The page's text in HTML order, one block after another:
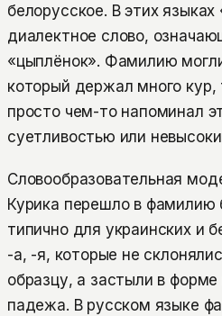
белорусское. В этих
диалектное слово,
«цыплёнок». Фамилию
который держал много кур,
просто чем-то напоминал
суетливостью или
Словообразовательная
Курика перешло в фамилию
типично для украинских и
-а, -я, которые не
образцу, а застыли в
падежа. В русском языке